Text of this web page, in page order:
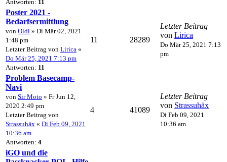
Antworten: 11
Poster 2021 -
Bedarfsermittlung
von Oldi » Di Mär 02, 2021
1:48 pm
Letzter Beitrag von Lirica «
Do Mär 25, 2021 7:13 pm
Antworten: 11
11 28289
Letzter Beitrag
von Lirica
Do Mär 25, 2021 7:13
pm
Problem Basecamp-
Navi
von Sir Moto » Fr Jun 12,
2020 2:49 pm
Letzter Beitrag von
Strassuhäx « Di Feb 09, 2021
10:36 am
Antworten: 4
4 41089
Letzter Beitrag
von Strassuhäx
Di Feb 09, 2021
10:36 am
iGO und die